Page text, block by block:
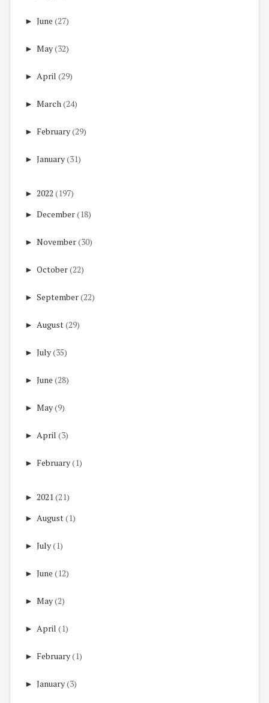
► June (27)
► May(32)
► April (29)
► March(24)
► February(29)
► January(31)
► 2022 (197)
► December(18)
► November(30)
► October(22)
► September(22)
► August(29)
► July(35)
► June (28)
► May(9)
► April (3)
► February(1)
► 2021 (21)
► August(1)
► July(1)
► June (12)
► May(2)
► April (1)
► February(1)
► January(3)